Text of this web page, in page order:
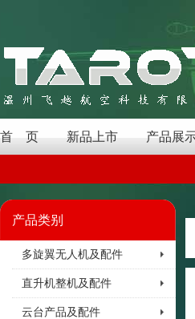
首 页 新品上市 产品展
产品类别
多旋翼无人机及配件
直升机整机及配件
云台产品及配件